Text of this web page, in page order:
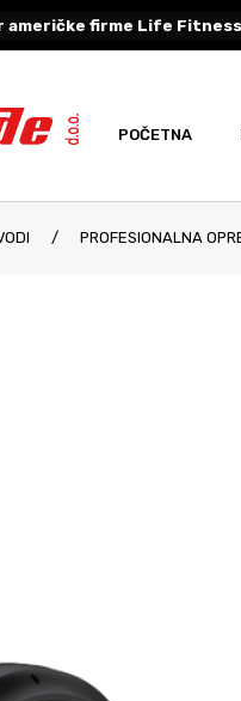
firme Life
POČETNA
/ PROFESIONALNA